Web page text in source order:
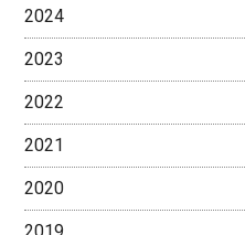
2024
2023
2022
2021
2020